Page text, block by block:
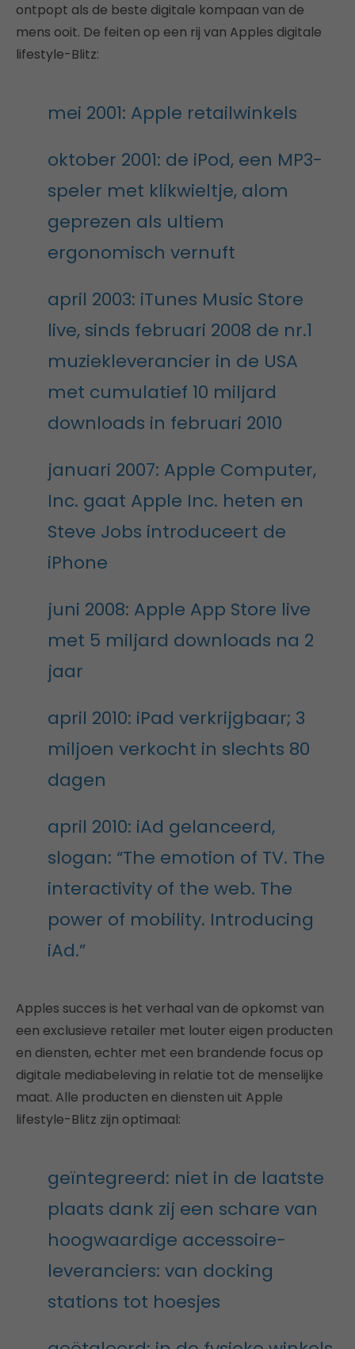
ontpopt als de beste digitale kompaan van de
mens ooit. De feiten op een rij van Apples digitale
lifestyle-Blitz:
mei 2001: Apple retailwinkels
oktober 2001: de iPod, een MP3-
speler met klikwieltje, alom
geprezen als ultiem
ergonomisch vernuft
april 2003: iTunes Music Store
live, sinds februari 2008 de nr.1
muziekleverancier in de USA
met cumulatief 10 miljard
downloads in februari 2010
januari 2007: Apple Computer,
Inc. gaat Apple Inc. heten en
Steve Jobs introduceert de
iPhone
juni 2008: Apple App Store live
met 5 miljard downloads na 2
jaar
april 2010: iPad verkrijgbaar; 3
miljoen verkocht in slechts 80
dagen
april 2010: iAd gelanceerd,
slogan: “The emotion of TV. The
interactivity of the web. The
power of mobility. Introducing
iAd.”
Apples succes is het verhaal van de opkomst van
een exclusieve retailer met louter eigen producten
en diensten, echter met een brandende focus op
digitale mediabeleving in relatie tot de menselijke
maat. Alle producten en diensten uit Apple
lifestyle-Blitz zijn optimaal:
geïntegreerd: niet in de laatste
plaats dank zij een schare van
hoogwaardige accessoire-
leveranciers: van docking
stations tot hoesjes